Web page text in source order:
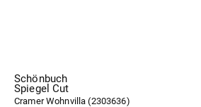
Schönbuch
Spiegel Cut
Cramer Wohnvilla (2303636)